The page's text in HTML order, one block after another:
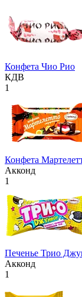
Конфета Чио Рио
КДВ
1
Конфета
Акконд
1
Печенье Трио
Акконд
1